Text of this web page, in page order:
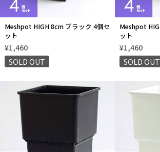
Meshpot HIGH 8cm ブラック 4個セ
ット
¥1,460
SOLD OUT
Meshpot
ット
¥1,460
SOLD OUT